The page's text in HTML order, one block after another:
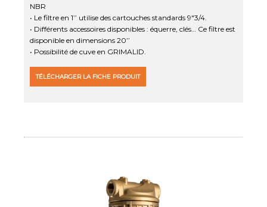
NBR
• Le filtre en 1’’ utilise des cartouches standards 9"3/4.
• Différents accessoires disponibles : équerre, clés… Ce filtre est
disponible en dimensions 20’’
• Possibilité de cuve en GRIMALID.
TÉLÉCHARGER LA FICHE PRODUIT